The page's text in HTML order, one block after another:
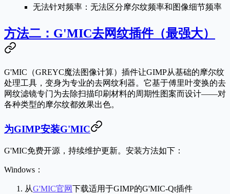
无法针对频率 ：无法区分摩尔纹频率和图像细节频率
方法二：G'MIC去网纹插件（最强大）
G'MIC（GREYC魔法图像计算）插件让GIMP从基础的摩尔纹
处理工具，变身为专业的去网纹利器。它基于傅里叶变换的去
网纹滤镜专门为去除扫描印刷材料的周期性图案而设计——对
各种类型的摩尔纹都效果出色。
为GIMP安装G'MIC
G'MIC免费开源，持续维护更新。安装方法如下：
Windows：
从G'MIC官网下载适用于GIMP的G'MIC-Qt插件